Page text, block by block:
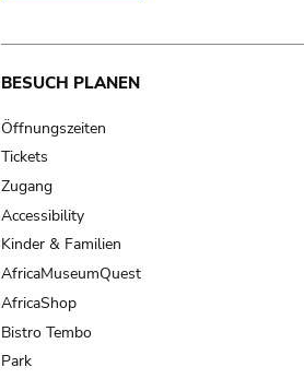
Main
navigation
BESUCH PLANEN
Öffnungszeiten
Tickets
Zugang
Accessibility
Kinder & Familien
AfricaMuseumQuest
AfricaShop
Bistro Tembo
Park